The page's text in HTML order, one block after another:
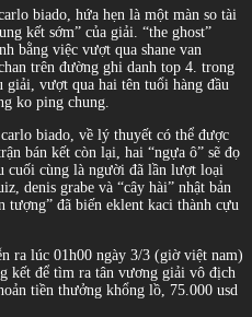
biado, hứa hẹn là một màn so tài
kết sớm” của giải. “the ghost”
bằng việc vượt qua shane van
trên đường ghi danh top 4. trong
giải, vượt qua hai tên tuổi hàng đầu
ko ping chung.
biado, về lý thuyết có thể được
bán kết còn lại, hai “ngựa ô” sẽ đọ
cuối cùng là người đã lần lượt loại
denis grabe và “cây hài” nhật bản
tượng” đã biến eklent kaci thành cựu
ra lúc 01h00 ngày 3/3 (giờ việt nam)
kết để tìm ra tân vương giải vô địch
tiền thưởng khổng lồ, 75.000 usd